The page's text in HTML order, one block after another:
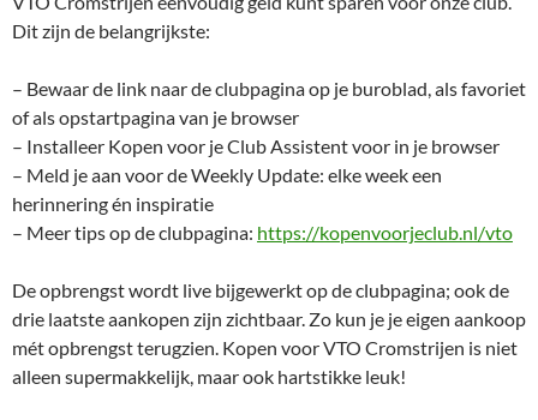
Dit zijn de belangrijkste:
– Bewaar de link naar de clubpagina op je buroblad, als favoriet
of als opstartpagina van je browser
– Installeer Kopen voor je Club Assistent voor in je browser
– Meld je aan voor de Weekly Update: elke week een
herinnering én inspiratie
– Meer tips op de clubpagina: https://kopenvoorjeclub.nl/vto
De opbrengst wordt live bijgewerkt op de clubpagina; ook de
drie laatste aankopen zijn zichtbaar. Zo kun je je eigen aankoop
mét opbrengst terugzien. Kopen voor VTO Cromstrijen is niet
alleen supermakkelijk, maar ook hartstikke leuk!